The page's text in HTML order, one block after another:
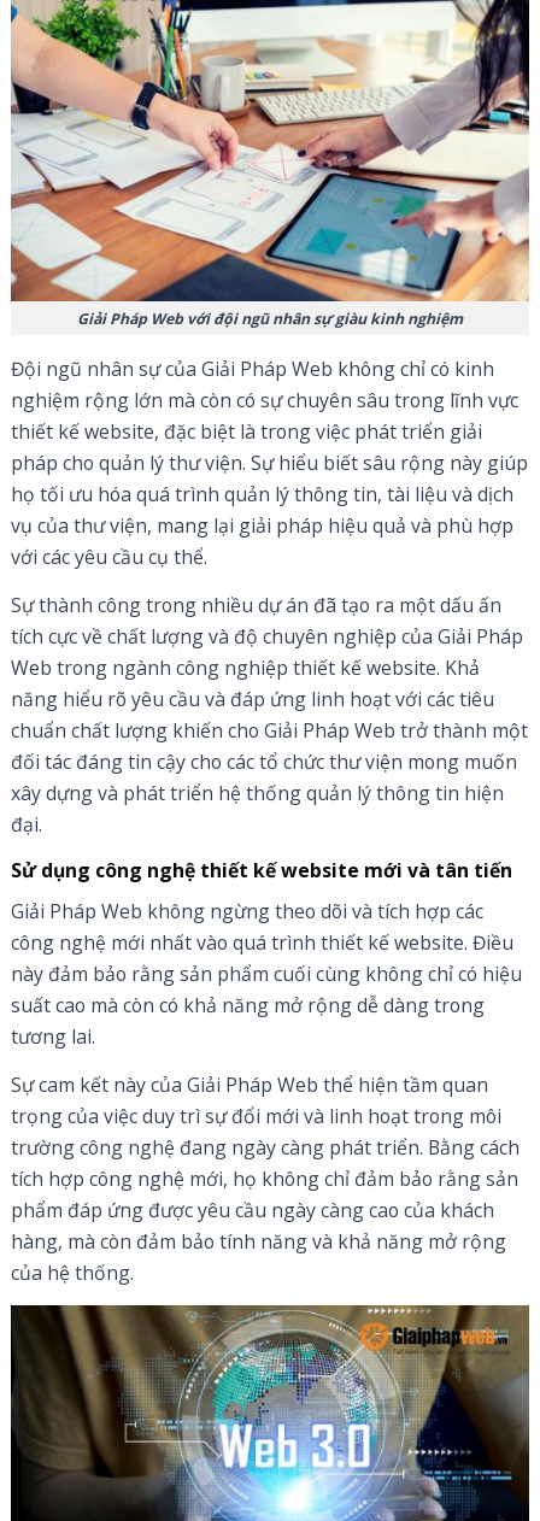
Giải Pháp Web với đội ngũ nhân sự giàu kinh nghiệm
Đội ngũ nhân sự của Giải Pháp Web không chỉ có kinh
nghiệm rộng lớn mà còn có sự chuyên sâu trong lĩnh vực
thiết kế website, đặc biệt là trong việc phát triển giải
pháp cho quản lý thư viện. Sự hiểu biết sâu rộng này giúp
họ tối ưu hóa quá trình quản lý thông tin, tài liệu và dịch
vụ của thư viện, mang lại giải pháp hiệu quả và phù hợp
với các yêu cầu cụ thể.
Sự thành công trong nhiều dự án đã tạo ra một dấu ấn
tích cực về chất lượng và độ chuyên nghiệp của Giải Pháp
Web trong ngành công nghiệp thiết kế website. Khả
năng hiểu rõ yêu cầu và đáp ứng linh hoạt với các tiêu
chuẩn chất lượng khiến cho Giải Pháp Web trở thành một
đối tác đáng tin cậy cho các tổ chức thư viện mong muốn
xây dựng và phát triển hệ thống quản lý thông tin hiện
đại.
Sử dụng công nghệ thiết kế website mới và tân tiến
Giải Pháp Web không ngừng theo dõi và tích hợp các
công nghệ mới nhất vào quá trình thiết kế website. Điều
này đảm bảo rằng sản phẩm cuối cùng không chỉ có hiệu
suất cao mà còn có khả năng mở rộng dễ dàng trong
tương lai.
Sự cam kết này của Giải Pháp Web thể hiện tầm quan
trọng của việc duy trì sự đổi mới và linh hoạt trong môi
trường công nghệ đang ngày càng phát triển. Bằng cách
tích hợp công nghệ mới, họ không chỉ đảm bảo rằng sản
phẩm đáp ứng được yêu cầu ngày càng cao của khách
hàng, mà còn đảm bảo tính năng và khả năng mở rộng
của hệ thống.